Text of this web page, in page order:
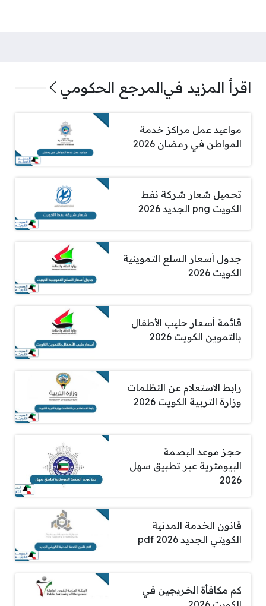
اقرأ المزيد فيالمرجع الحكومي
مواعيد عمل مراكز خدمة
المواطن في رمضان 2026
تحميل شعار شركة نفط
الكويت png الجديد 2026
جدول أسعار السلع التموينية
الكويت 2026
قائمة أسعار حليب الأطفال
بالتموين الكويت 2026
رابط الاستعلام عن التظلمات
وزارة التربية الكويت 2026
حجز موعد البصمة
البيومترية عبر تطبيق سهل
2026
قانون الخدمة المدنية
الكويتي الجديد pdf 2026
كم مكافأة الخريجين في